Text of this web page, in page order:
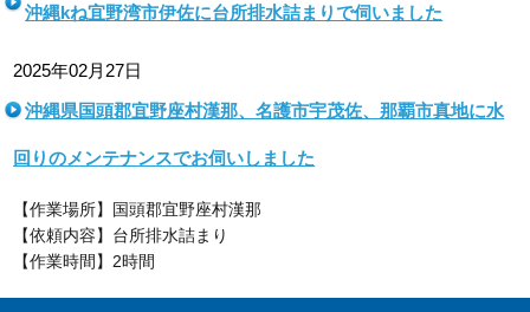
沖縄kね宜野湾市伊佐に台所排水詰まりで伺いました
2025年02月27日
沖縄県国頭郡宜野座村漢那、名護市宇茂佐、那覇市真地に水
回りのメンテナンスでお伺いしました
【作業場所】国頭郡宜野座村漢那
【依頼内容】台所排水詰まり
【作業時間】2時間